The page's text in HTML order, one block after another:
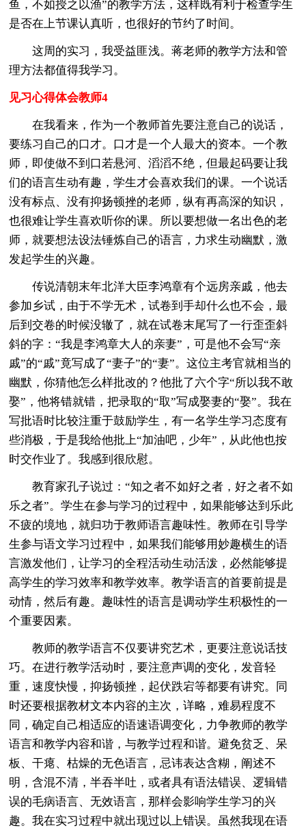
鱼，不如授之以渔”的教学方法，这样既有利于检查学生
是否在上节课认真听，也很好的节约了时间。
这周的实习，我受益匪浅。蒋老师的教学方法和管
理方法都值得我学习。
见习心得体会教师4
在我看来，作为一个教师首先要注意自己的说话，
要练习自己的口才。口才是一个人最大的资本。一个教
师，即使做不到口若悬河、滔滔不绝，但最起码要让我
们的语言生动有趣，学生才会喜欢我们的课。一个说话
没有标点、没有抑扬顿挫的老师，纵有再高深的知识，
也很难让学生喜欢听你的课。所以要想做一名出色的老
师，就要想法设法锤炼自己的语言，力求生动幽默，激
发起学生的兴趣。
传说清朝末年北洋大臣李鸿章有个远房亲戚，他去
参加乡试，由于不学无术，试卷到手却什么也不会，最
后到交卷的时候没辙了，就在试卷末尾写了一行歪歪斜
斜的字：“我是李鸿章大人的亲妻”，可是他不会写“亲
戚”的“戚”竟写成了“妻子”的“妻”。这位主考官就相当的
幽默，你猜他怎么样批改的？他批了六个字“所以我不敢
娶”，他将错就错，把录取的“取”写成娶妻的“娶”。我在
写批语时比较注重于鼓励学生，有一名学生学习态度有
些消极，于是我给他批上“加油吧，少年”，从此他也按
时交作业了。我感到很欣慰。
教育家孔子说过：“知之者不如好之者，好之者不如
乐之者”。学生在参与学习的过程中，如果能够达到乐此
不疲的境地，就归功于教师语言趣味性。教师在引导学
生参与语文学习过程中，如果我们能够用妙趣横生的语
言激发他们，让学习的全程活动生动活泼，必然能够提
高学生的学习效率和教学效率。教学语言的首要前提是
动情，然后有趣。趣味性的语言是调动学生积极性的一
个重要因素。
教师的教学语言不仅要讲究艺术，更要注意说话技
巧。在进行教学活动时，要注意声调的变化，发音轻
重，速度快慢，抑扬顿挫，起伏跌宕等都要有讲究。同
时还要根据教材文本内容的主次，详略，难易程度不
同，确定自己相适应的语速语调变化，力争教师的教学
语言和教学内容和谐，与教学过程和谐。避免贫乏、呆
板、干瘪、枯燥的无色语言，忌讳表达含糊，阐述不
明，含混不清，半吞半吐，或者具有语法错误、逻辑错
误的毛病语言、无效语言，那样会影响学生学习的兴
趣。我在实习过程中就出现过以上错误。虽然我现在语